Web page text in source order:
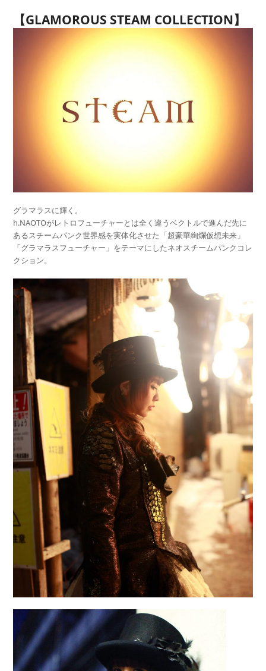
【GLAMOROUS STEAM COLLECTION】
グラマラスに輝く。
h.NAOTOがレトロフューチャーとは全く違うベクトルで進んだ先に
あるスチームパンク世界感を実体化させた「超豪華絢爛仮想未来」
「グラマラスフューチャー」をテーマにしたネオスチームパンクコレ
クション。